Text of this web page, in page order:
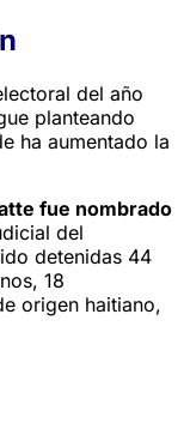
del año
planteando
ha aumentado la
fue nombrado
del
detenidas 44
18
origen haitiano,